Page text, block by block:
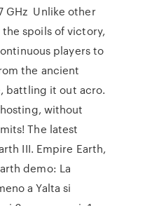
GHz Unlike other
the spoils of victory,
players to
the ancient
battling it out acro.
without
The latest
III. Empire Earth,
demo: La
a Yalta si